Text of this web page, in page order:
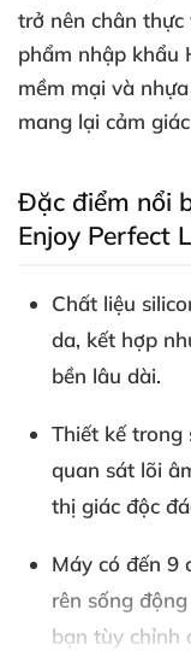
trở nên chân
phẩm nhập khẩu
mềm mại và
mang lại cảm
Đặc điểm nổi
Enjoy Perfect
Chất liệu
da, kết hợp
bền lâu dài.
Thiết kế trong
quan sát lõi
thị giác độc
Máy có đến 9
rên sống
bạn tùy chỉnh